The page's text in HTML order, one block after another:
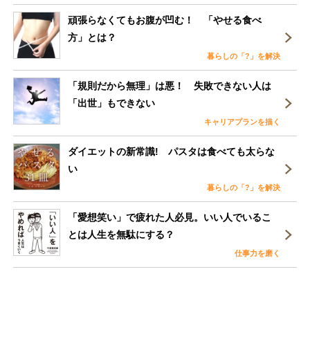
頑張らなくてもお腹が凹む！ 「やせる食べ
方」とは？
暮らしの「?」を解決
「規則だから無理」は悪！ 失敗できない人は
「出世」もできない
キャリアプランを描く
ダイエットの新常識! パスタは食べても太らな
い
暮らしの「?」を解決
「愛想笑い」で疲れた人必見。いい人でいるこ
とは人生を無駄にする？
仕事力を磨く